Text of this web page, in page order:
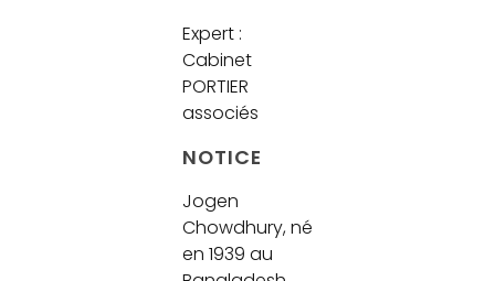
Expert :
Cabinet
PORTIER
associés
NOTICE
Jogen
Chowdhury, né
en 1939 au